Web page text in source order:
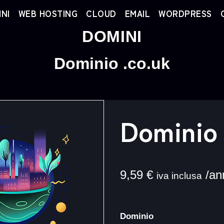
WEB HOSTING CLOUD EMAIL WORDPRESS
DOMINI
Dominio .co.uk
9,59 € iva inclusa /
Dominio